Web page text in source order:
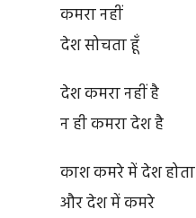
कमरा नहीं
देश सोचता हूँ
देश कमरा नहीं है
न ही कमरा देश है
काश कमरे में देश होता
और देश में कमरे